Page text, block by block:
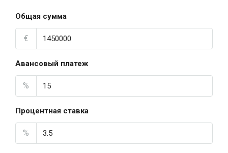
Общая сумма
€
Авансовый платеж
%
Процентная ставка
%